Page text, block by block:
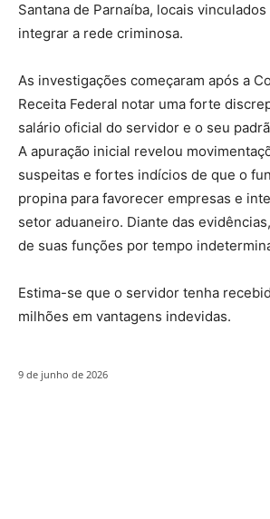
Santana de Parnaíba, locais
integrar a rede criminosa.
As investigações começaram após a
Receita Federal notar uma forte
salário oficial do servidor e o seu
A apuração inicial revelou
suspeitas e fortes indícios de que o
propina para favorecer empresas e
setor aduaneiro. Diante das
de suas funções por tempo
Estima-se que o servidor tenha
milhões em vantagens indevidas.
9 de junho de 2026